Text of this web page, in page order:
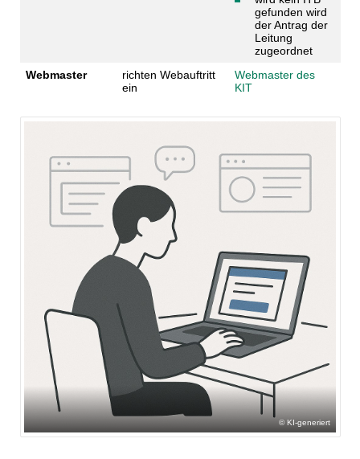
gefunden wird
der Antrag der
Leitung
zugeordnet
Webmaster
richten Webauftritt
ein
Webmaster des
KIT
KI-generiert